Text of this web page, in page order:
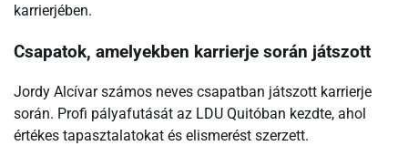
karrierjében.
Csapatok, amelyekben karrierje során játszott
Jordy Alcívar számos neves csapatban játszott karrierje
során. Profi pályafutását az LDU Quitóban kezdte, ahol
értékes tapasztalatokat és elismerést szerzett.